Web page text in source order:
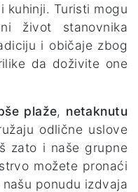
kuhinji. Turisti mogu
život stanovnika
i običaje zbog
da doživite one
plaže, netaknutu
odlične uslove
zato i naše grupne
možete pronaći
ponudu izdvaja